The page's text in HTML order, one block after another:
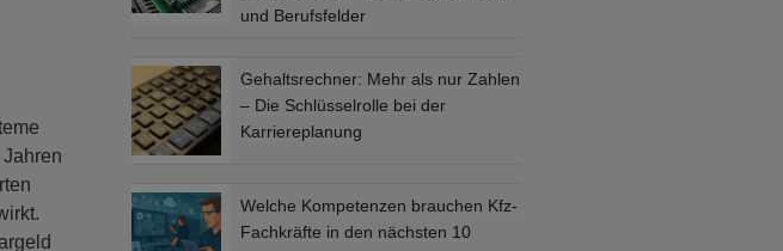
und Berufsfelder
Gehaltsrechner: Mehr als nur Zahlen
– Die Schlüsselrolle bei der
Karriereplanung
Welche Kompetenzen brauchen Kfz-
Fachkräfte in den nächsten 10